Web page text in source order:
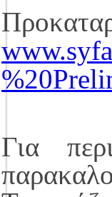
Για